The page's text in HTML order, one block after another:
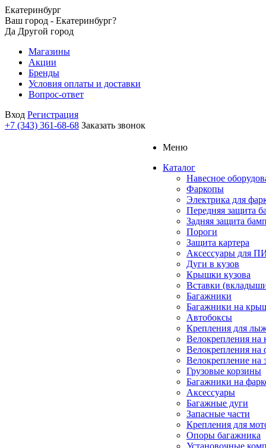
Екатеринбург
Ваш город - Екатеринбург?
Да Другой город
Магазины
Акции
Бренды
Условия оплаты и доставки
Вопрос-ответ
Вход Регистрация
+7 (343) 361-68-68 Заказать звонок
Меню
Каталог
Навесное
Фаркопы
Электрика для
Передняя защита
Задняя защита
Пороги
Защита картера
Аксессуары для
Дуги в кузов
Крышки кузова
Вставки
Багажники
Багажники на
Автобоксы
Крепления для
Велокрепления
Велокрепления на
Велокрепление на
Грузовые корзины
Багажники на
Аксессуары
Багажные дуги
Запасные части
Крепления для
Опоры багажника
Установочные